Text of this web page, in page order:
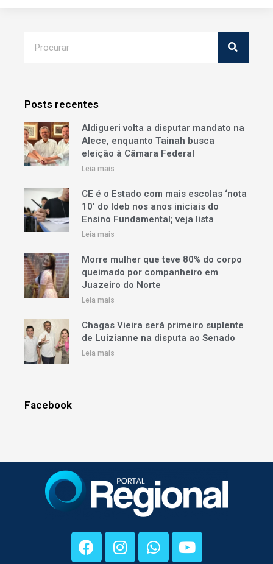
Posts recentes
Aldigueri volta a disputar mandato na
Alece, enquanto Tainah busca
eleição à Câmara Federal
Leia mais
CE é o Estado com mais escolas ‘nota
10’ do Ideb nos anos iniciais do
Ensino Fundamental; veja lista
Leia mais
Morre mulher que teve 80% do corpo
queimado por companheiro em
Juazeiro do Norte
Leia mais
Chagas Vieira será primeiro suplente
de Luizianne na disputa ao Senado
Leia mais
Facebook